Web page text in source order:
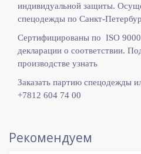
индивидуальной защиты.
спецодежды по Санкт-
Сертифицированы по ISO
декларации о соответствии.
производстве узнать
Заказать партию спецодежды
+7812 604 74 00
Рекомендуем